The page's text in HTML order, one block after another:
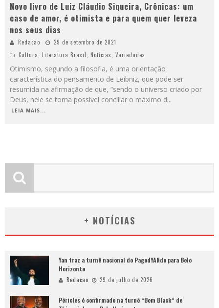
Novo livro de Luiz Cláudio Siqueira, Crônicas: um
caso de amor, é otimista e para quem quer leveza
nos seus dias
Redacao
29 de setembro de 2021
Cultura, Literatura Brasil, Notícias, Variedades
Otimismo, segundo a filosofia, é uma orientação
característica do pensamento de Leibniz, que pode ser
resumida na afirmação de que, “sendo o universo criado por
Deus, nele se torna possível conciliar o máximo d...
LEIA MAIS...
+ NOTÍCIAS
Yan traz a turnê nacional do PagodYANdo para Belo
Horizonte
Redacao 29 de julho de 2026
Péricles é confirmado na turnê “Bem Black” de